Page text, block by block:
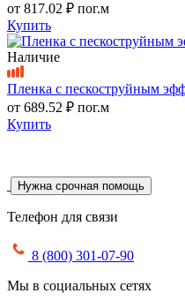
от 817.02 ₽ пог.м
Купить
Наличие
Пленка с пескоструйным
от 689.52 ₽ пог.м
Купить
Нужна срочная помощь
Телефон для связи
8 (800) 301-07-90
Мы в социальных сетях